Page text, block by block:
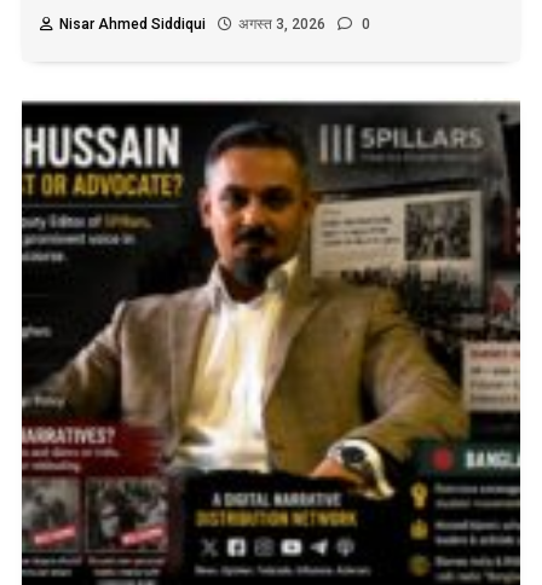
Nisar Ahmed Siddiqui
अगस्त 3, 2026 0